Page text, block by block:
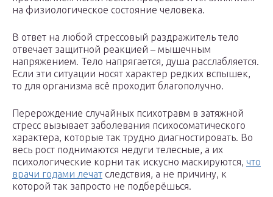
на физиологическое состояние человека.
В ответ на любой стрессовый раздражитель тело
отвечает защитной реакцией – мышечным
напряжением. Тело напрягается, душа расслабляется.
Если эти ситуации носят характер редких вспышек,
то для организма всё проходит благополучно.
Перерождение случайных психотравм в затяжной
стресс вызывает заболевания психосоматического
характера, которые так трудно диагностировать. Во
весь рост поднимаются недуги телесные, а их
психологические корни так искусно маскируются, что
врачи годами лечат следствия, а не причину, к
которой так запросто не подберёшься.